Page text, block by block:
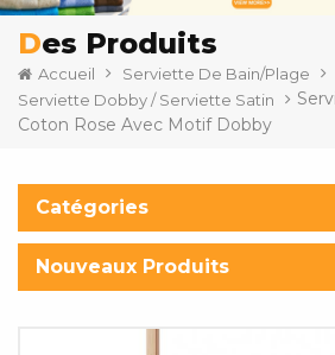
Des Produits
Accueil
Serviette De Bain/plage
Serviette Dobby / Serviette Satin
Coton Rose Avec Motif Dobby
Catégories
Nouveaux Produits